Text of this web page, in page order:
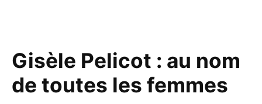
Gisèle Pelicot : au nom
de toutes les femmes